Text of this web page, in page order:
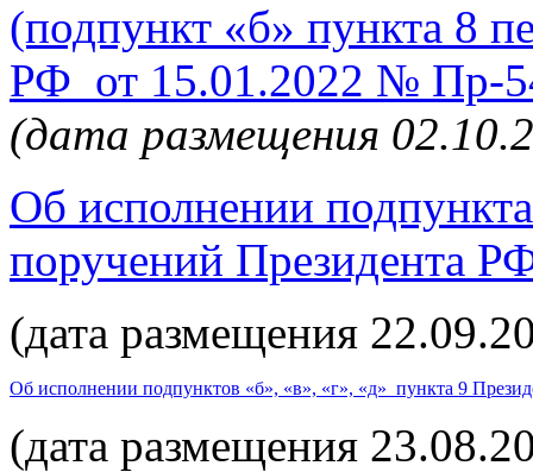
(подпункт «б» пункта 8
РФ от 15.01.2022 № Пр-
(дата размещения
Об исполнении
поручений Президента
(дата размещения
Об исполнении подпунктов «б», «в», «г», «д» пункта 9
(дата размещения